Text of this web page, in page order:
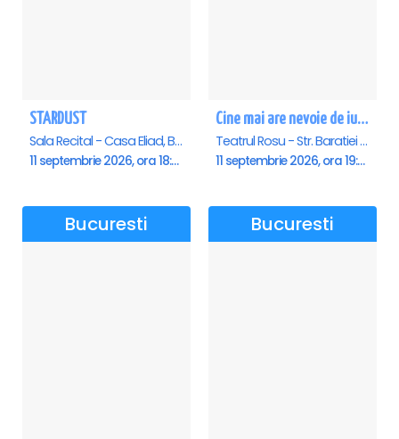
STARDUST
Sala Recital - Casa Eliad, Bucuresti
11 septembrie 2026, ora 18:00
Cine mai are nevoie de iubire?
Teatrul Rosu - Str. Baratiei 31, Bucuresti
11 septembrie 2026, ora 19:30
Bucuresti Bucuresti